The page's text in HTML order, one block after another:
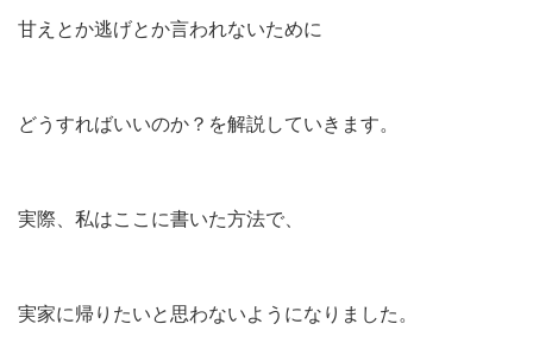
甘えとか逃げとか言われないために
どうすればいいのか？を解説していきます。
実際、私はここに書いた方法で、
実家に帰りたいと思わないようになりました。